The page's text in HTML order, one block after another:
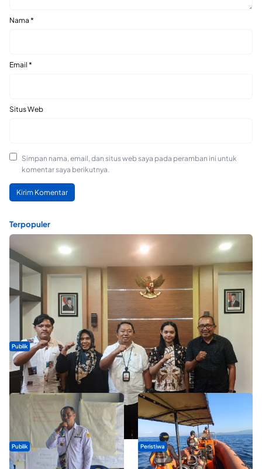
Nama *
Email *
Situs Web
Simpan nama, email, dan situs web saya pada peramban ini untuk
komentar saya berikutnya.
Terpopuler
Publik
Dua Talenta Muda Ternate Wakili Maluku Utara di Gita Bahana
Nusantara 2026
Publik
ABDESI Morotai Apresiasi
Peristiwa
Dua Longboat Bertabrakan di